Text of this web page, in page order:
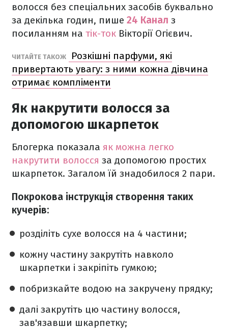
волосся без спеціальних засобів буквально
за декілька годин, пише 24 Канал з
посиланням на тік-ток Вікторії Огієвич.
ЧИТАЙТЕ ТАКОЖ
Розкішні парфуми, які
привертають увагу: з ними кожна дівчина
отримає компліменти
Як накрутити волосся за
допомогою шкарпеток
Блогерка показала як можна легко
накрутити волосся за допомогою простих
шкарпеток. Загалом їй знадобилося 2 пари.
Покрокова інструкція створення таких
кучерів:
розділіть сухе волосся на 4 частини;
кожну частину закрутіть навколо
шкарпетки і закріпіть гумкою;
побризкайте водою на закручену прядку;
далі закрутіть цю частину волосся,
зав'язавши шкарпетку;